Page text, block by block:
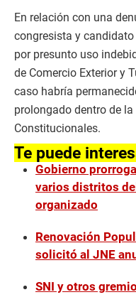
En relación con una
congresista y
por presunto uso
de Comercio Exterior y
caso habría
prolongado dentro de
Constitucionales.
Te puede
Gobierno
varios distritos
organizado
Renovación
solicitó al JNE
SNI y otros